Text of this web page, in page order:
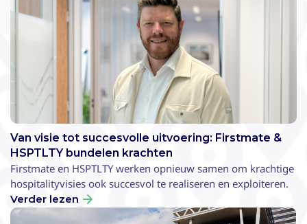
Van visie tot succesvolle uitvoering: Firstmate &
HSPTLTY bundelen krachten
Firstmate en HSPTLTY werken opnieuw samen om krachtige
hospitalityvisies ook succesvol te realiseren en exploiteren.
Verder lezen